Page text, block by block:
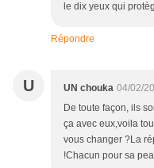
le dix yeux qui
Répondre
U UN chouka 04/02/
De toute façon, ils
ça avec eux,voila
vous changer ?La
!Chacun pour sa